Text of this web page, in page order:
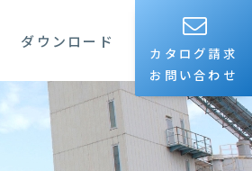
ダウンロード
カタログ請求
お問い合わせ